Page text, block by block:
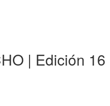
| Edición 16